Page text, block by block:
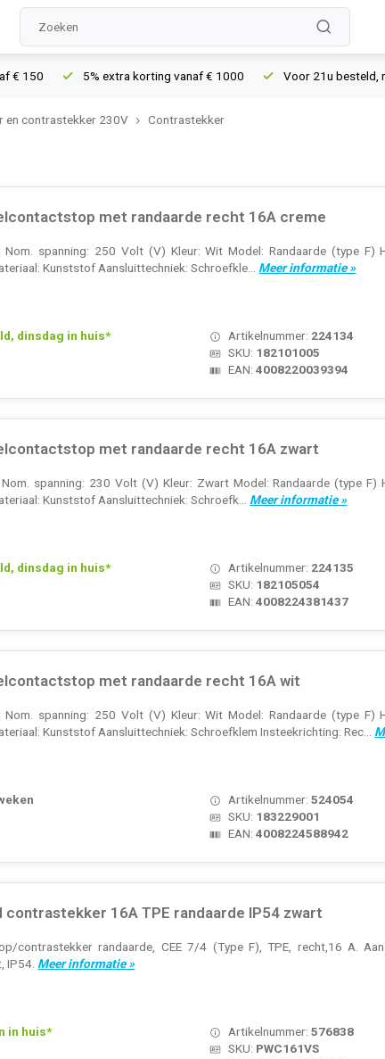
5% extra korting vanaf € 1000 Voor 21u besteld, morgen
en contrastekker 230V Contrastekker
met randaarde recht 16A creme
spanning: 250 Volt (V) Kleur: Wit Model: Randaarde (type F)
Kunststof Aansluittechniek: Schroefkle... Meer informatie »
Artikelnummer: 224134
SKU: 182101005
EAN:4008220039394
dinsdag in huis*
met randaarde recht 16A zwart
spanning: 230 Volt (V) Kleur: Zwart Model: Randaarde (type F)
Kunststof Aansluittechniek: Schroefk... Meer informatie »
Artikelnummer: 224135
SKU: 182105054
EAN:4008224381437
dinsdag in huis*
met randaarde recht 16A wit
spanning: 250 Volt (V) Kleur: Wit Model: Randaarde (type F)
Kunststof Aansluittechniek: Schroefklem Insteekrichting: Rec...
Artikelnummer:524054
SKU: 183229001
EAN:4008224588942
contrastekker 16A TPE randaarde IP54 zwart
contrastekker randaarde, CEE 7/4 (Type F), TPE, recht,16 A.
IP54. Meer informatie »
Artikelnummer:576838
SKU: PWC161VS
in huis*